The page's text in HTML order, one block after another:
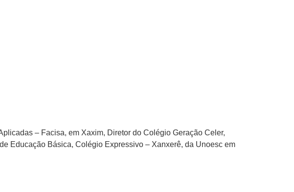
– Facisa, em Xaxim, Diretor do Colégio Geração Celer,
Educação Básica, Colégio Expressivo – Xanxerê, da Unoesc em